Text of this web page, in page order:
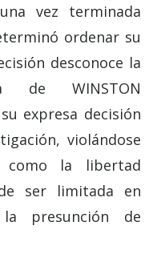
vez terminada
ordenar su
desconoce la
de WINSTON
expresa decisión
violándose
como la libertad
ser limitada en
la presunción de